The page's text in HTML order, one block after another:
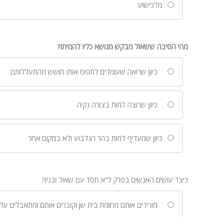
מלכישוע
מהי הסיבה ששאול מבקש מנושא כליו להמיתו?
כיוון שרואה שעומדים לתפוס אותו חושש מהתעללותם
כיוון שרוצה למות בצורה נקיה
כיוון שמעדיף למות בהר הגלבוע ולא במקום אחר
כיצד עושים האנשים בפרק ל”א חסד עם שאול ובניו?
מורידים אותם מחומת בית שן וקוברים אותם ומתאבלים